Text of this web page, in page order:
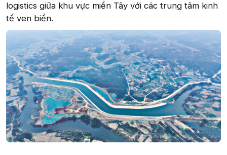
logistics giữa khu vực miền Tây với các trung tâm kinh
tế ven biển.